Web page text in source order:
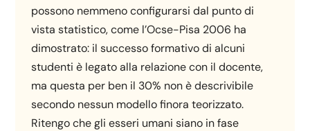
possono nemmeno configurarsi dal punto di
vista statistico, come l’Ocse-Pisa 2006 ha
dimostrato: il successo formativo di alcuni
studenti è legato alla relazione con il docente,
ma questa per ben il 30% non è descrivibile
secondo nessun modello finora teorizzato.
Ritengo che gli esseri umani siano in fase